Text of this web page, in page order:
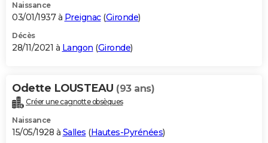
Naissance
03/01/1937 à Preignac(Gironde)
Décès
28/11/2021 à Langon (Gironde)
Odette LOUSTEAU (93 ans)
Créer une cagnotte obsèques
Naissance
15/05/1928 à Salles (Hautes-Pyrénées)